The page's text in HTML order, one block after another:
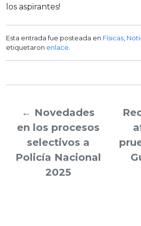
los aspirantes!
Esta entrada fue posteada en Fí­sicas
etiquetaron enlace
← Novedades
en los procesos
selectivos a
Policía Nacional
2025